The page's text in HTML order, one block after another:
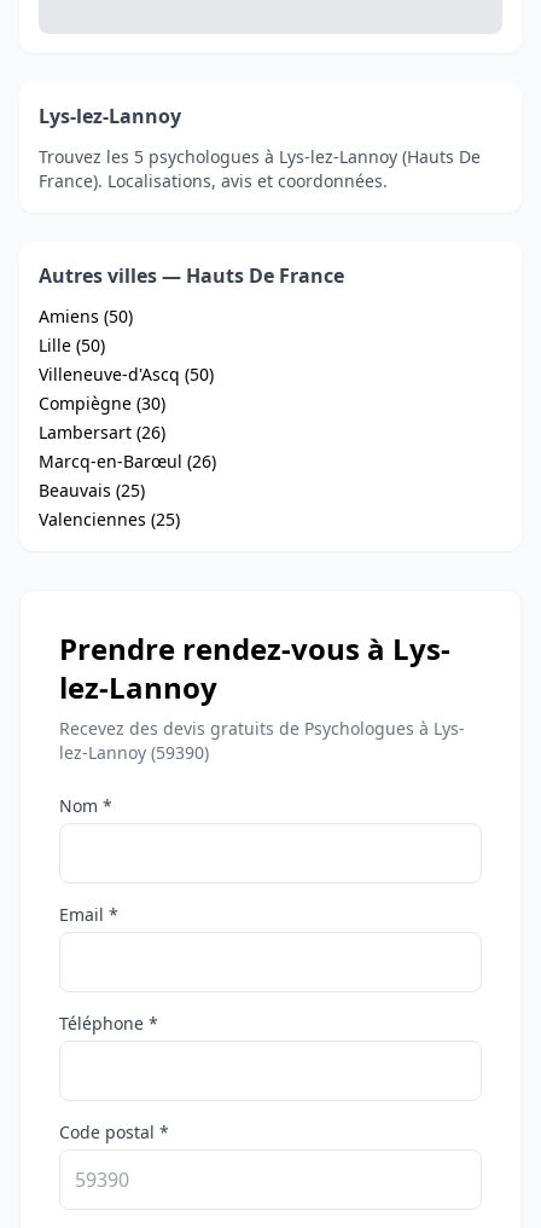
Lys-lez-Lannoy
Trouvez les 5 psychologues à Lys-lez-Lannoy (Hauts De
France). Localisations, avis et coordonnées.
Autres villes — Hauts De France
Amiens (50)
Lille (50)
Villeneuve-d'Ascq (50)
Compiègne (30)
Lambersart (26)
Marcq-en-Barœul (26)
Beauvais (25)
Valenciennes (25)
Prendre rendez-vous à Lys-
lez-Lannoy
Recevez des devis gratuits de Psychologues à Lys-
lez-Lannoy (59390)
Nom *
Email *
Téléphone *
Code postal *